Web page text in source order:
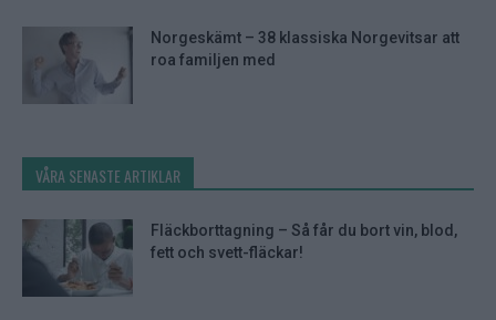
Norgeskämt – 38 klassiska Norgevitsar att
roa familjen med
VÅRA SENASTE ARTIKLAR
Fläckborttagning – Så får du bort vin, blod,
fett och svett-fläckar!